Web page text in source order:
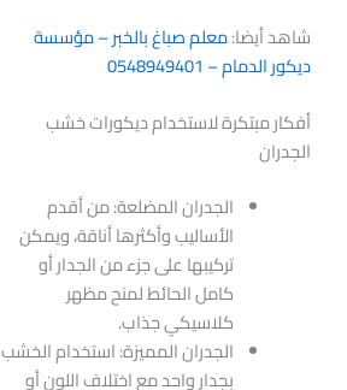
شاهد أيضا:معلم صباغ بالخبر – مؤسسة
ديكور الدمام – 0548949401
أفكار مبتكرة لاستخدام ديكورات خشب
الجدران
الجدران المضلعة: من أقدم
الأساليب وأكثرها أناقة، ويمكن
تركيبها على جزء من الجدار أو
كامل الحائط لمنح مظهر
كلاسيكي جذاب.
الجدران المميزة: استخدام الخشب
بجدار واحد مع اختلاف اللون أو